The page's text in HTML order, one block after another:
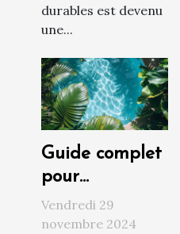
durables est devenu
une...
Guide complet
pour
transformer
une eau de
Vendredi 29
novembre 2024